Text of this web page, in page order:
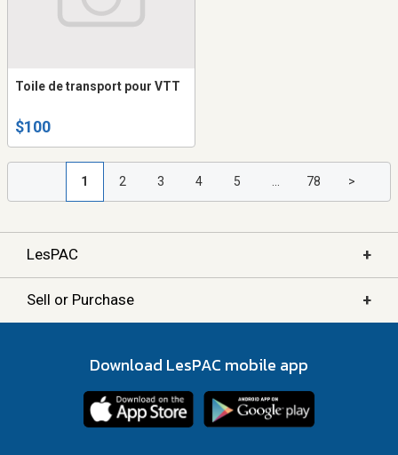
Toile de transport pour VTT
$100
1 2 3 4 5 ... 78 >
LesPAC +
Sell or Purchase +
Download LesPAC mobile app